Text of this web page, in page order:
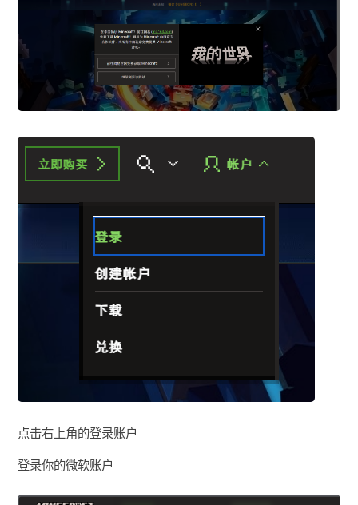
点击右上角的登录账户
登录你的微软账户